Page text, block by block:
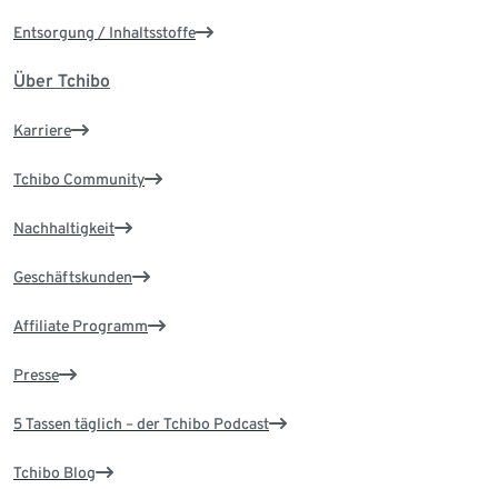
Entsorgung / Inhaltsstoffe
Über Tchibo
Karriere
Tchibo Community
Nachhaltigkeit
Geschäftskunden
Affiliate Programm
Presse
5 Tassen täglich – der Tchibo Podcast
Tchibo Blog